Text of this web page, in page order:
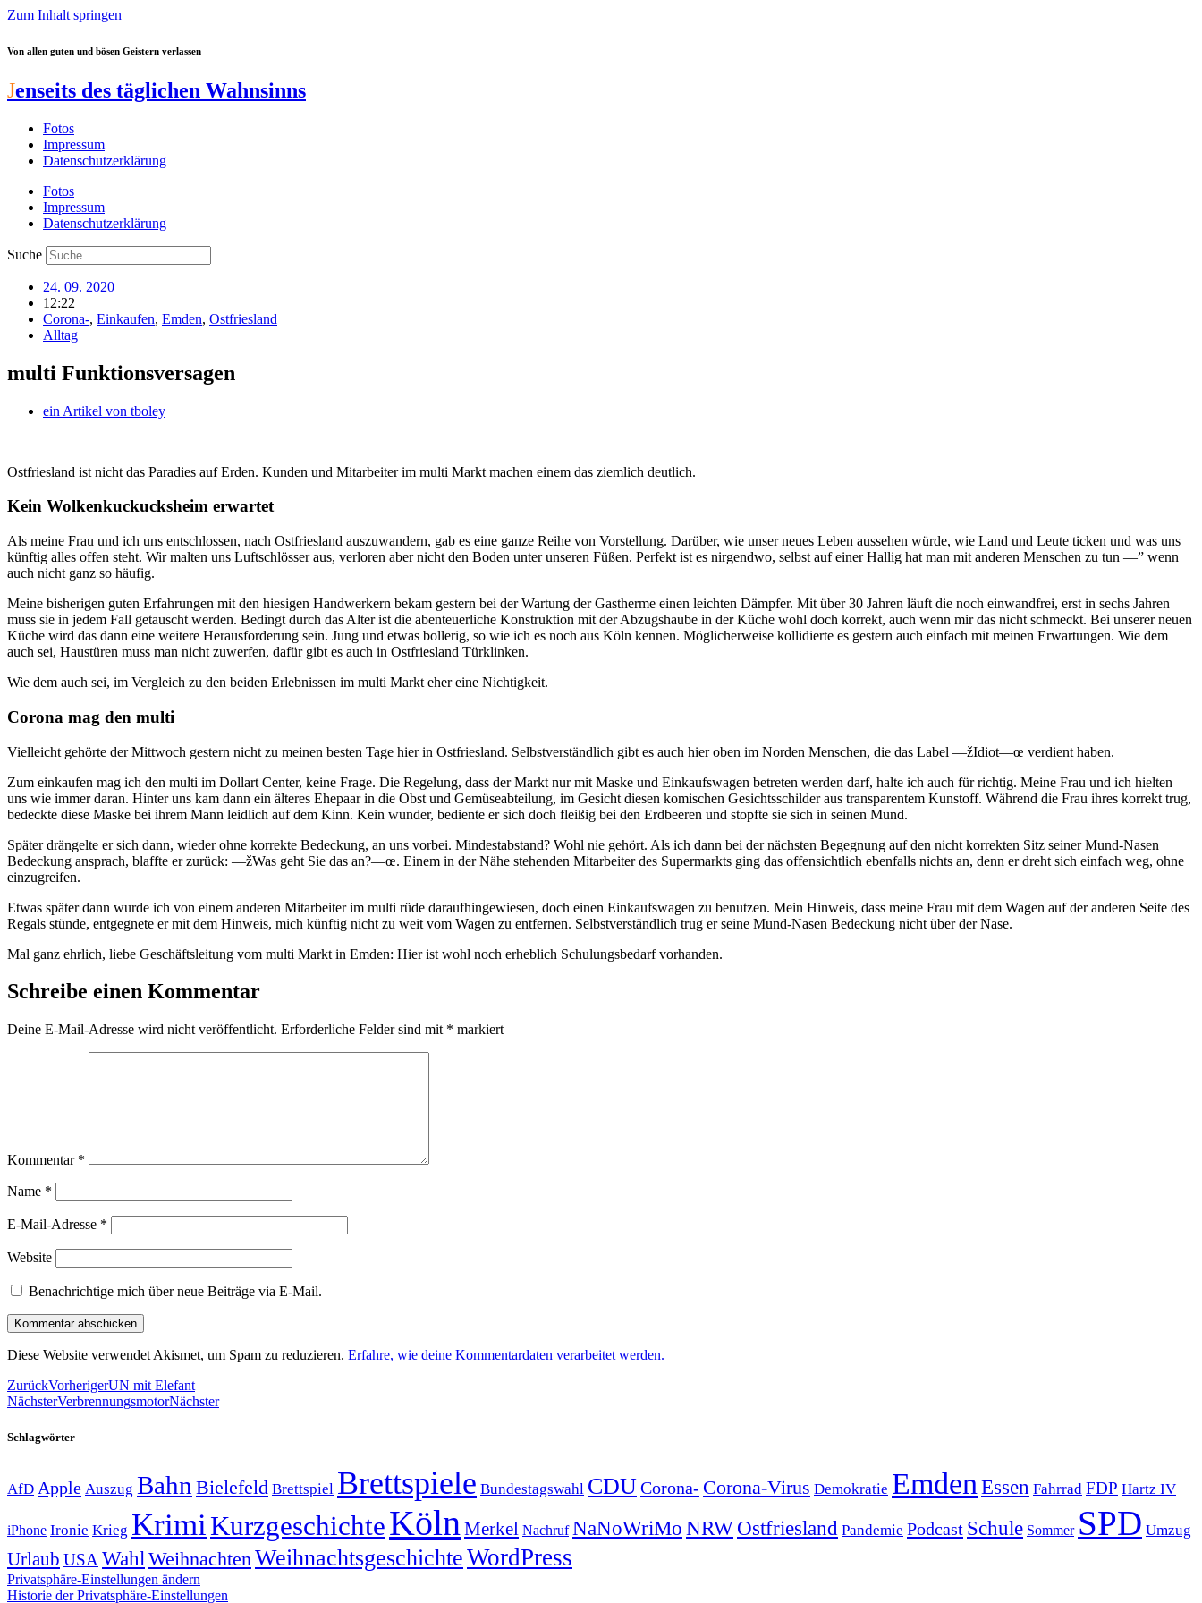
Zum Inhalt springen
Von allen guten und bösen Geistern verlassen
Jenseits des täglichen Wahnsinns
Fotos
Impressum
Datenschutzerklärung
Fotos
Impressum
Datenschutzerklärung
Suche
24. 09. 2020
12:22
Corona-, Einkaufen, Emden, Ostfriesland
Alltag
multi Funktionsversagen
ein Artikel von tboley
Ostfriesland ist nicht das Paradies auf Erden. Kunden und Mitarbeiter im multi Markt machen einem das ziemlich deutlich.
Kein Wolkenkuckucksheim erwartet
Als meine Frau und ich uns entschlossen, nach Ostfriesland auszuwandern, gab es eine ganze Reihe von Vorstellung. Darüber, wie unser neues Leben aussehen würde, wie Land und Leute ticken und was uns
künftig alles offen steht. Wir malten uns Luftschlösser aus, verloren aber nicht den Boden unter unseren Füßen. Perfekt ist es nirgendwo, selbst auf einer Hallig hat man mit anderen Menschen zu tun —” wenn
auch nicht ganz so häufig.
Meine bisherigen guten Erfahrungen mit den hiesigen Handwerkern bekam gestern bei der Wartung der Gastherme einen leichten Dämpfer. Mit über 30 Jahren läuft die noch einwandfrei, erst in sechs Jahren
muss sie in jedem Fall getauscht werden. Bedingt durch das Alter ist die abenteuerliche Konstruktion mit der Abzugshaube in der Küche wohl doch korrekt, auch wenn mir das nicht schmeckt. Bei unserer neuen
Küche wird das dann eine weitere Herausforderung sein. Jung und etwas bollerig, so wie ich es noch aus Köln kennen. Möglicherweise kollidierte es gestern auch einfach mit meinen Erwartungen. Wie dem
auch sei, Haustüren muss man nicht zuwerfen, dafür gibt es auch in Ostfriesland Türklinken.
Wie dem auch sei, im Vergleich zu den beiden Erlebnissen im multi Markt eher eine Nichtigkeit.
Corona mag den multi
Vielleicht gehörte der Mittwoch gestern nicht zu meinen besten Tage hier in Ostfriesland. Selbstverständlich gibt es auch hier oben im Norden Menschen, die das Label —žIdiot—œ verdient haben.
Zum einkaufen mag ich den multi im Dollart Center, keine Frage. Die Regelung, dass der Markt nur mit Maske und Einkaufswagen betreten werden darf, halte ich auch für richtig. Meine Frau und ich hielten
uns wie immer daran. Hinter uns kam dann ein älteres Ehepaar in die Obst und Gemüseabteilung, im Gesicht diesen komischen Gesichtsschilder aus transparentem Kunstoff. Während die Frau ihres korrekt trug,
bedeckte diese Maske bei ihrem Mann leidlich auf dem Kinn. Kein wunder, bediente er sich doch fleißig bei den Erdbeeren und stopfte sie sich in seinen Mund.
Später drängelte er sich dann, wieder ohne korrekte Bedeckung, an uns vorbei. Mindestabstand? Wohl nie gehört. Als ich dann bei der nächsten Begegnung auf den nicht korrekten Sitz seiner Mund-Nasen
Bedeckung ansprach, blaffte er zurück: —žWas geht Sie das an?—œ. Einem in der Nähe stehenden Mitarbeiter des Supermarkts ging das offensichtlich ebenfalls nichts an, denn er dreht sich einfach weg, ohne
einzugreifen.
Etwas später dann wurde ich von einem anderen Mitarbeiter im multi rüde daraufhingewiesen, doch einen Einkaufswagen zu benutzen. Mein Hinweis, dass meine Frau mit dem Wagen auf der anderen Seite des
Regals stünde, entgegnete er mit dem Hinweis, mich künftig nicht zu weit vom Wagen zu entfernen. Selbstverständlich trug er seine Mund-Nasen Bedeckung nicht über der Nase.
Mal ganz ehrlich, liebe Geschäftsleitung vom multi Markt in Emden: Hier ist wohl noch erheblich Schulungsbedarf vorhanden.
Schreibe einen Kommentar
Deine E-Mail-Adresse wird nicht veröffentlicht. Erforderliche Felder sind mit * markiert
Kommentar *
Name *
E-Mail-Adresse *
Website
Benachrichtige mich über neue Beiträge via E-Mail.
Diese Website verwendet Akismet, um Spam zu reduzieren. Erfahre, wie deine Kommentardaten verarbeitet werden.
ZurückVorherigerUN mit Elefant
NächsterVerbrennungsmotorNächster
Schlagwörter
AfD Apple Auszug Bahn Bielefeld Brettspiel Brettspiele Bundestagswahl CDUCorona- Corona-Virus Demokratie Emden Essen Fahrrad FDP Hartz IV
iPhone Ironie Krieg Krimi KurzgeschichteKöln Merkel Nachruf NaNoWriMo NRWOstfriesland Pandemie Podcast Schule Sommer SPD Umzug
Urlaub USA Wahl Weihnachten WeihnachtsgeschichteWordPress
Privatsphäre-Einstellungen ändern
Historie der Privatsphäre-Einstellungen